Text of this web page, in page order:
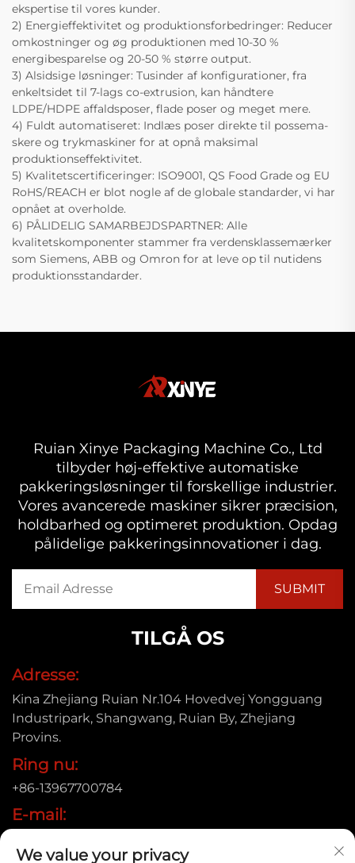
ekspertise til vores kunder.
2) Energieffektivitet og produktionsforbedringer: Reducer
omkostninger og øg produktionen med 10-30 %
energibesparelse og 20-50 % større output.
3) Alsidsige løsninger: Tusinder af konfigurationer, fra
enkeltsidet til 7-lags co-extrusion, kan håndtere
LDPE/HDPE affaldsposer, flade poser og meget mere.
4) Fuldt automatiseret: Indlæs poser direkte til possema-
skere og trykmaskiner for at opnå maksimal
produktionseffektivitet.
5) Kvalitetscertificeringer: ISO9001, QS Food Grade og EU
RoHS/REACH er blot nogle af de globale standarder, vi har
opnået at overholde.
6) PÅLIDELIG SAMARBEJDSPARTNER: Alle
kvalitetskomponenter stammer fra verdensklassemærker
som Siemens, ABB og Omron for at leve op til nutidens
produktionsstandarder.
Ruian Xinye Packaging Machine Co., Ltd
tilbyder høj-effektive automatiske
pakkeringsløsninger til forskellige industrier.
Vores avancerede maskiner sikrer præcision,
holdbarhed og optimeret produktion. Opdag
pålidelige pakkeringsinnovationer i dag.
TILGÅ OS
Adresse:
Kina Zhejiang Ruian Nr.104 Hovedvej Yongguang
Industripark, Shangwang, Ruian By, Zhejiang
Provins.
Ring nu:
+86-13967700784
E-mail:
We value your privacy